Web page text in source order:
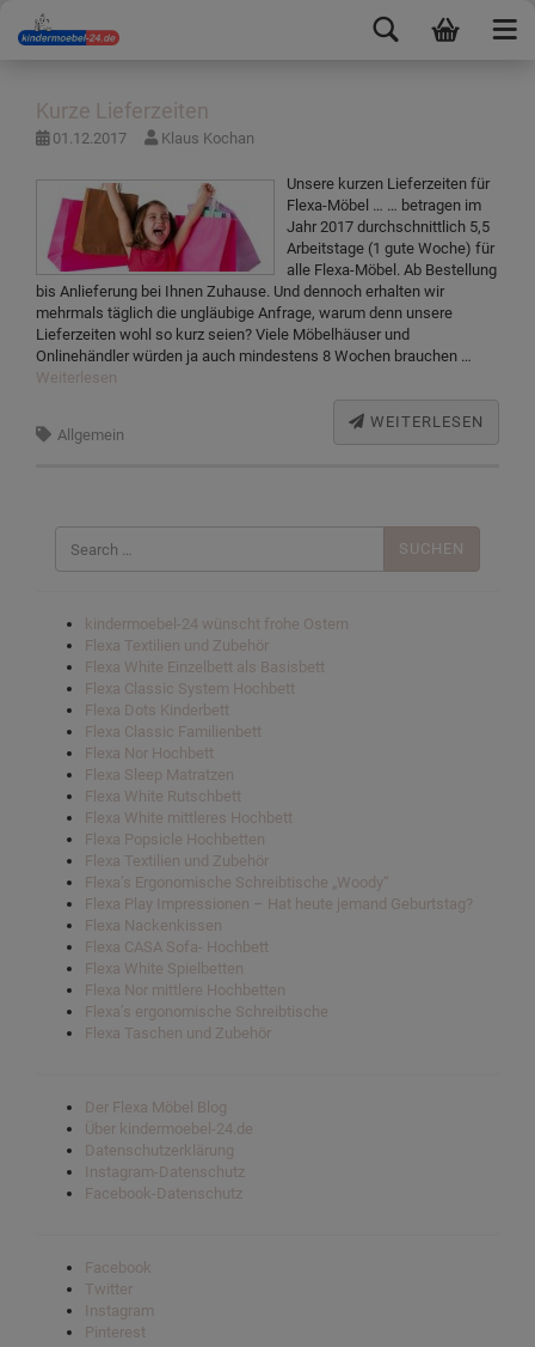
Kurze Lieferzeiten
01.12.2017 Klaus Kochan
Unsere kurzen Lieferzeiten für
Flexa-Möbel … … betragen im
Jahr 2017 durchschnittlich 5,5
Arbeitstage (1 gute Woche) für
alle Flexa-Möbel. Ab Bestellung
bis Anlieferung bei Ihnen Zuhause. Und dennoch erhalten wir
mehrmals täglich die ungläubige Anfrage, warum denn unsere
Lieferzeiten wohl so kurz seien? Viele Möbelhäuser und
Onlinehändler würden ja auch mindestens 8 Wochen brauchen …
Weiterlesen
WEITERLESEN
Allgemein
Suchen
nach:
kindermoebel-24 wünscht frohe Ostern
Flexa Textilien und Zubehör
Flexa White Einzelbett als Basisbett
Flexa Classic System Hochbett
Flexa Dots Kinderbett
Flexa Classic Familienbett
Flexa Nor Hochbett
Flexa Sleep Matratzen
Flexa White Rutschbett
Flexa White mittleres Hochbett
Flexa Popsicle Hochbetten
Flexa Textilien und Zubehör
Flexa’s Ergonomische Schreibtische „Woody“
Flexa Play Impressionen – Hat heute jemand Geburtstag?
Flexa Nackenkissen
Flexa CASA Sofa- Hochbett
Flexa White Spielbetten
Flexa Nor mittlere Hochbetten
Flexa’s ergonomische Schreibtische
Flexa Taschen und Zubehör
Der Flexa Möbel Blog
Über kindermoebel-24.de
Datenschutzerklärung
Instagram-Datenschutz
Facebook-Datenschutz
Facebook
Twitter
Instagram
Pinterest